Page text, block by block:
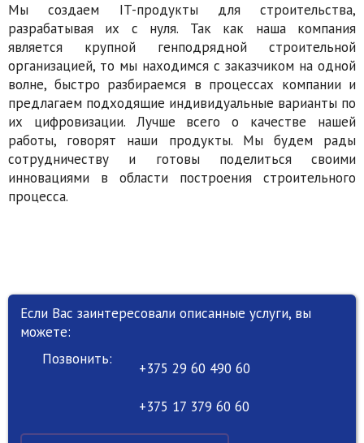
Мы создаем IT-продукты для строительства,
разрабатывая их с нуля. Так как наша компания
является крупной генподрядной строительной
организацией, то мы находимся с заказчиком на одной
волне, быстро разбираемся в процессах компании и
предлагаем подходящие индивидуальные варианты по
их цифровизации. Лучше всего о качестве нашей
работы, говорят наши продукты. Мы будем рады
сотрудничеству и готовы поделиться своими
инновациями в области построения строительного
процесса.
Если Вас заинтересовали описанные услуги, вы
можете:
Позвонить:
+375 29 60 490 60
+375 17 379 60 60